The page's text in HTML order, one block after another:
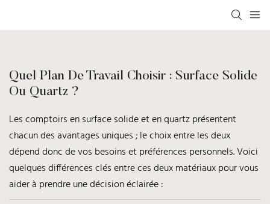
Quel Plan De Travail Choisir : Surface Solide
Ou Quartz ?
Les comptoirs en surface solide et en quartz présentent
chacun des avantages uniques ; le choix entre les deux
dépend donc de vos besoins et préférences personnels. Voici
quelques différences clés entre ces deux matériaux pour vous
aider à prendre une décision éclairée :